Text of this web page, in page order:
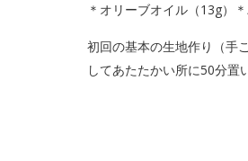
＊オリーブオイル（13g）
初回の基本の生地作り（手
してあたたかい所に50分置